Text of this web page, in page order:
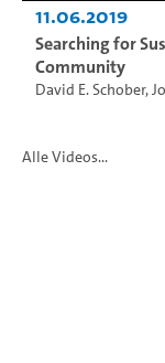
11.06.2019
Searching for
Community
David E. Schober,
Alle Videos...